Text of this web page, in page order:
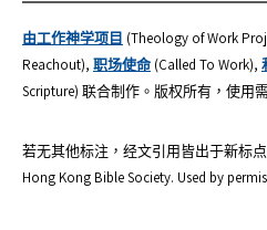
由工作神学项目 (Theology of Work
Reachout), 职场使命 (Called To Work),
Scripture) 联合制作。版权所有，使用
若无其他标注，经文引用皆出于新标
Hong Kong Bible Society. Used by